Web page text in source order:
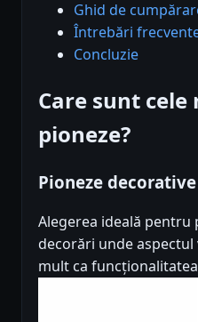
Ghid de
Întrebări
Concluzie
Care sunt cele
pioneze?
Pioneze decorative
Alegerea ideală pentru
decorări unde aspectul
mult ca